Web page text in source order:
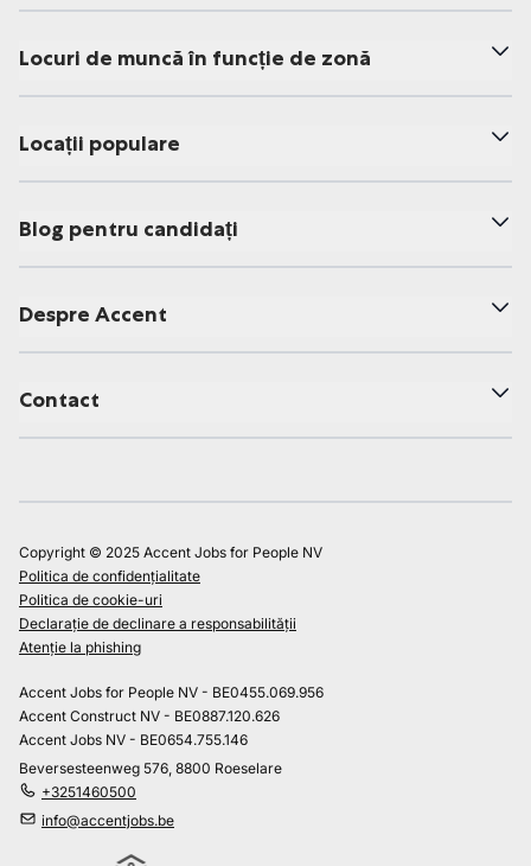
Locuri de muncă în funcție de zonă
Locații populare
Blog pentru candidați
Despre Accent
Contact
Copyright © 2025 Accent Jobs for People NV
Politica de confidențialitate
Politica de cookie-uri
Declarație de declinare a responsabilității
Atenție la phishing
Accent Jobs for People NV - BE0455.069.956
Accent Construct NV - BE0887.120.626
Accent Jobs NV - BE0654.755.146
Beversesteenweg 576, 8800 Roeselare
+3251460500
info@accentjobs.be